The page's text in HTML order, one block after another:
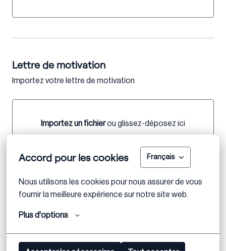
Accord pour les cookies Français
Nous utilisons les cookies pour nous assurer de vous
fournir la meilleure expérience sur notre site web.
Plus d'options
Lettre de motivation
Importez votre lettre de motivation
Importez un fichierou glissez-déposez ici
PNG jusqu'à 50MB.
Rédigez votre lettre manuellement ici